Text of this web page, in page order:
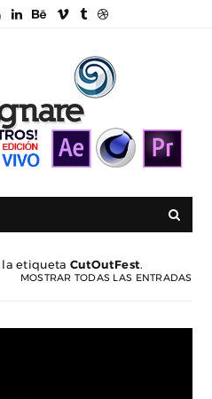
la etiqueta CutOutFest.
MOSTRAR TODAS LAS ENTRADAS